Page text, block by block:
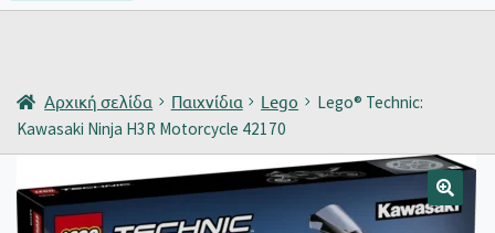
Αρχική σελίδα Παιχνίδια Lego
Lego® Technic:
Kawasaki Ninja H3R Motorcycle 42170
🔍